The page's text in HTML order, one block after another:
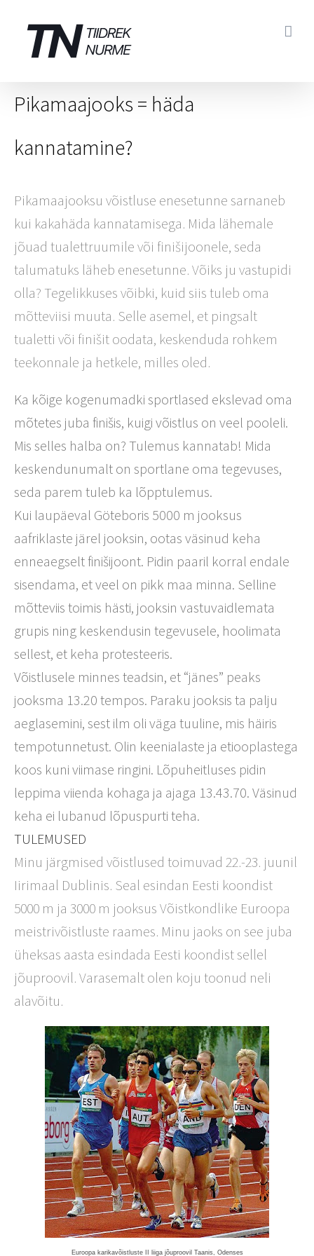
content
Pikamaajooks = häda
kannatamine?
Pikamaajooksu võistluse enesetunne sarnaneb
kui kakahäda kannatamisega. Mida lähemale
jõuad tualettruumile või finišijoonele, seda
talumatuks läheb enesetunne. Võiks ju vastupidi
olla? Tegelikkuses võibki, kuid siis tuleb oma
mõtteviisi muuta. Selle asemel, et pingsalt
tualetti või finišit oodata, keskenduda rohkem
teekonnale ja hetkele, milles oled.
Ka kõige kogenumadki sportlased ekslevad oma
mõtetes juba finišis, kuigi võistlus on veel pooleli.
Mis selles halba on? Tulemus kannatab! Mida
keskendunumalt on sportlane oma tegevuses,
seda parem tuleb ka lõpptulemus.
Kui laupäeval Göteboris 5000 m jooksus
aafriklaste järel jooksin, ootas väsinud keha
enneaegselt finišijoont. Pidin paaril korral endale
sisendama, et veel on pikk maa minna. Selline
mõtteviis toimis hästi, jooksin vastuvaidlemata
grupis ning keskendusin tegevusele, hoolimata
sellest, et keha protesteeris.
Võistlusele minnes teadsin, et “jänes” peaks
jooksma 13.20 tempos. Paraku jooksis ta palju
aeglasemini, sest ilm oli väga tuuline, mis häiris
tempotunnetust. Olin keenialaste ja etiooplastega
koos kuni viimase ringini. Lõpuheitluses pidin
leppima viienda kohaga ja ajaga 13.43.70. Väsinud
keha ei lubanud lõpuspurti teha.
TULEMUSED
Minu järgmised võistlused toimuvad 22.-23. juunil
Iirimaal Dublinis. Seal esindan Eesti koondist
5000 m ja 3000 m jooksus Võistkondlike Euroopa
meistrivõistluste raames. Minu jaoks on see juba
üheksas aasta esindada Eesti koondist sellel
jõuproovil. Varasemalt olen koju toonud neli
alavõitu.
Euroopa karikavõistluste II liiga jõuproovil Taanis, Odenses